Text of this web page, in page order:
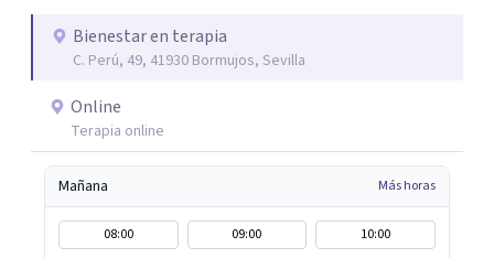
Bienestar en terapia
C. Perú, 49, 41930 Bormujos, Sevilla
Online
Terapia online
Mañana Más horas
08:00 09:00
10:00